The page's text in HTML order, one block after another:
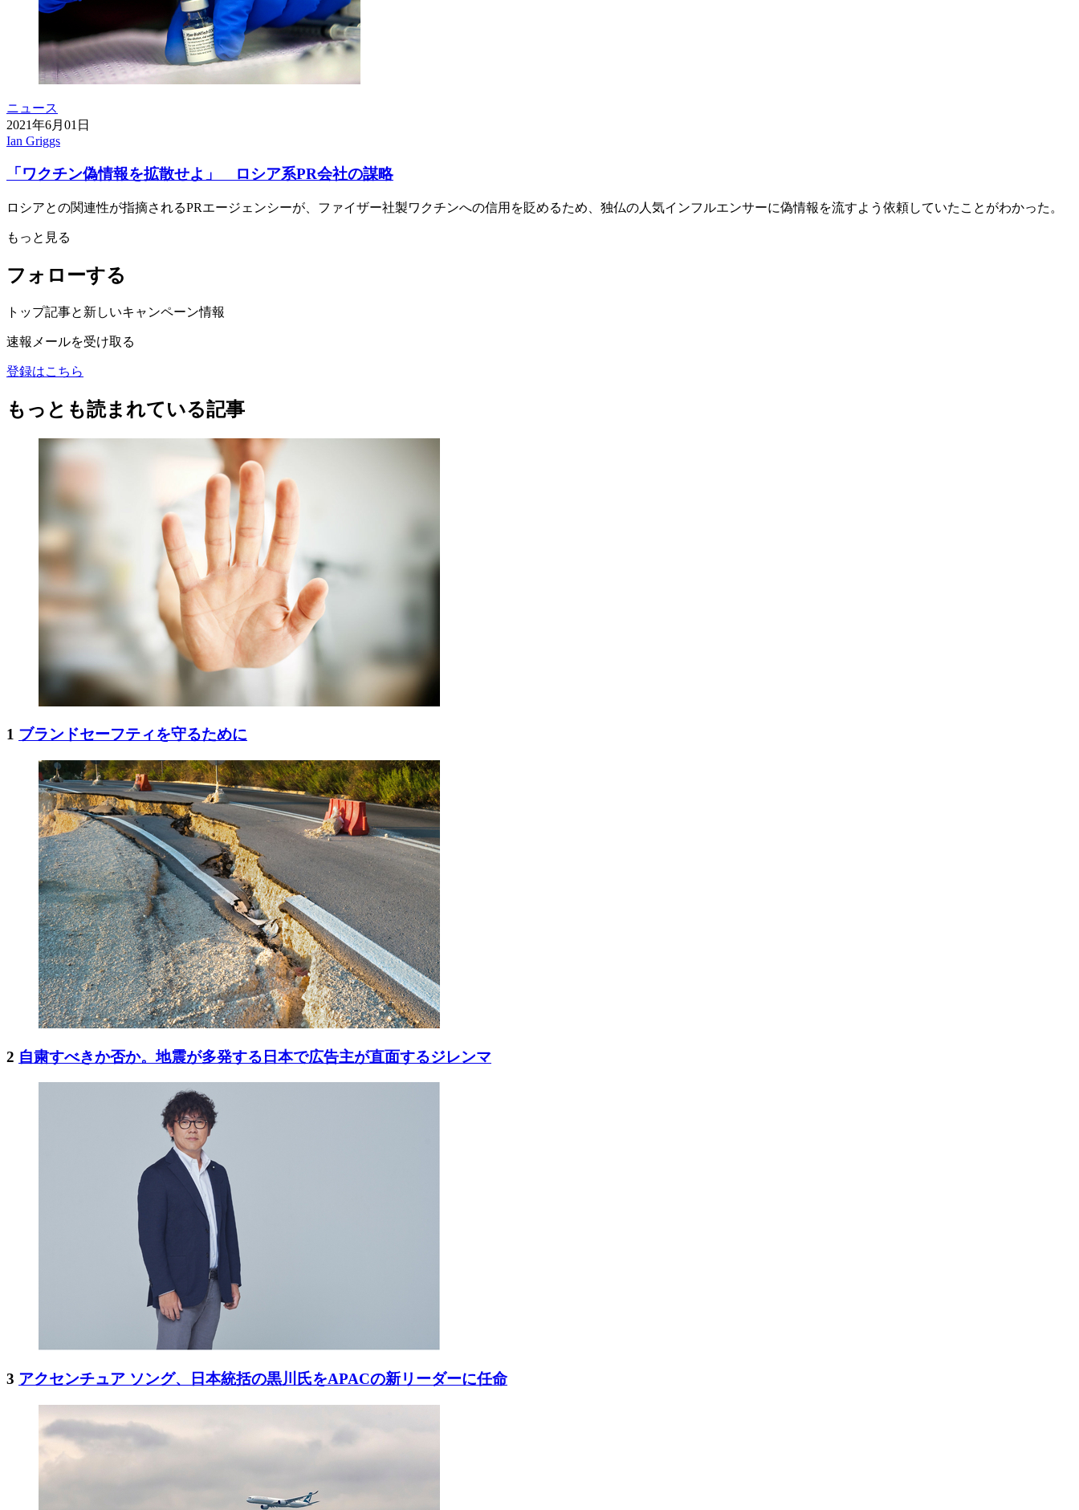
ニュース
2021年6月01日
Ian Griggs
「ワクチン偽情報を拡散せよ」 ロシア系PR会社の謀略
ロシアとの関連性が指摘されるPRエージェンシーが、ファイザー社製ワクチンへの信用を貶めるため、独仏の人気インフルエンサーに偽情報を流すよう依頼していたことがわかった。
もっと見る
フォローする
トップ記事と新しいキャンペーン情報
速報メールを受け取る
登録はこちら
もっとも読まれている記事
1 ブランドセーフティを守るために
2 自粛すべきか否か。地震が多発する日本で広告主が直面するジレンマ
3 アクセンチュア ソング、日本統括の黒川氏をAPACの新リーダーに任命